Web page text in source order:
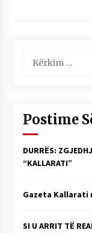
për:
Postime
DURRËS:
“KALLARATI”
Gazeta Kallarati
SI U ARRIT TË